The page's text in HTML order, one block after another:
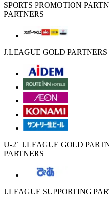
SPORTS PROMOTION
PARTNERS
J.LEAGUE GOLD PARTNERS
U-21 J.LEAGUE GOLD
PARTNERS
J.LEAGUE SUPPORTING